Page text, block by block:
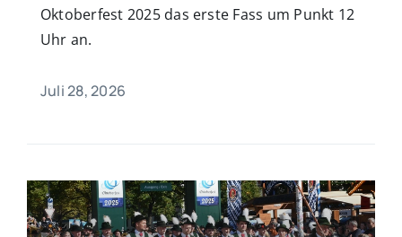
Oktoberfest 2025 das erste Fass um Punkt 12
Uhr an.
Juli 28, 2026